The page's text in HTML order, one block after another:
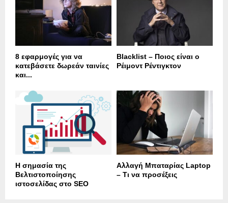
8 εφαρμογές για να
κατεβάσετε δωρεάν ταινίες
και...
Blacklist – Ποιος είναι ο
Ρέιμοντ Ρέντιγκτον
Η σημασία της
Βελτιστοποίησης
ιστοσελίδας στο SEO
Αλλαγή Μπαταρίας Laptop
– Τι να προσέξεις